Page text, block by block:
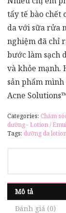
tẩy tế bào chết
da với sữa rửa
nghiệm đã chỉ
bước làm sạch
và khỏe mạnh.
sản phẩm
Acne
Categories: Chăm
dưỡng - Lotion /
Tags: dưỡng da
Mô tả
Đánh giá (0)